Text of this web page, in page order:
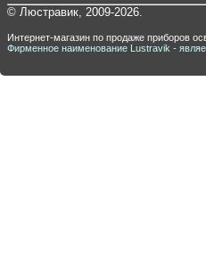
© Люстравик, 2009-2026.
Интернет-магазин по продаже приборов
Фирменное наименование Lustravik -